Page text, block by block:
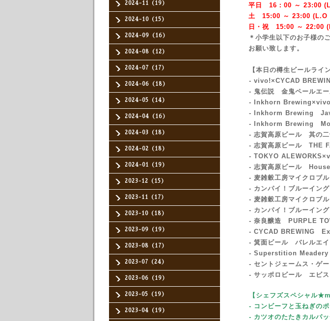
2024-11（19）
2024-10（15）
2024-09（16）
2024-08（12）
2024-07（17）
2024-06（18）
2024-05（14）
2024-04（16）
2024-03（18）
2024-02（18）
2024-01（19）
2023-12（15）
2023-11（17）
2023-10（18）
2023-09（19）
2023-08（17）
2023-07（24）
2023-06（19）
2023-05（19）
2023-04（19）
平日 16：00 ～ 23:00
土 15:00 ～ 23:00 ( L.O
日・祝 15:00 ～ 22:00 (
＊小学生以下のお子様の
お願い致します。
【本日の樽生ビールライ
- vivo!×CYCAD
- 鬼伝説 金鬼ペールエー
- Inkhorn
- Inkhorm Brewing
- Inkhorm Brewing
- 志賀高原ビール 其の二
- 志賀高原ビール THE
- TOKYO
- 志賀高原ビール
- 麦雑穀工房マイクロブ
- カンパイ！ブルーイン
- 麦雑穀工房マイクロ
- カンパイ！ブルーイン
- 奈良醸造 PURPLE
- CYCAD BREWING
- 箕面ビール バレルエイ
- Superstition Meadery
- セントジェームス・ゲ
- サッポロビール エビス
【シェフズスペシャル
- コンビーフと玉ねぎの
- カツオのたたきカルパ